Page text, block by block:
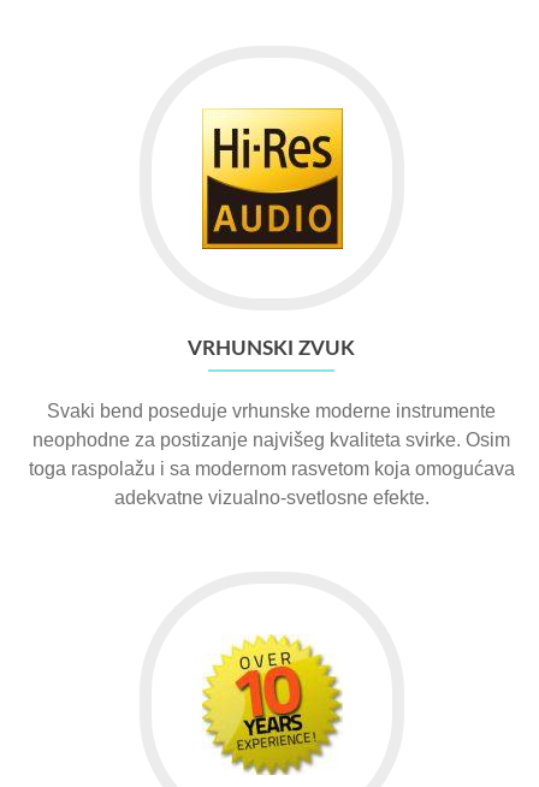
VRHUNSKI ZVUK
Svaki bend poseduje vrhunske moderne instrumente
neophodne za postizanje najvišeg kvaliteta svirke. Osim
toga raspolažu i sa modernom rasvetom koja omogućava
adekvatne vizualno-svetlosne efekte.